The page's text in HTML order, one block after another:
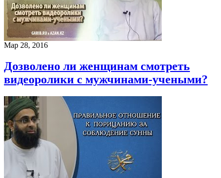
Мар 28, 2016
Дозволено ли женщинам смотреть
видеоролики с мужчинами-учеными?